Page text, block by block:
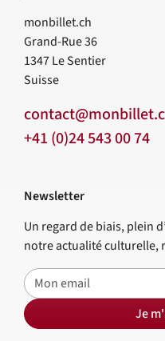
monbillet.ch
Grand-Rue 36
1347Le Sentier
Suisse
+41 (0)24 543 00 74
Newsletter
Un regard de biais, plein
notre actualité culturelle,
E-mail
Je